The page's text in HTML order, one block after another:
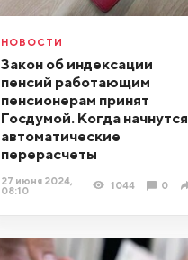
НОВОСТИ
Закон об индексации
пенсий работающим
пенсионерам принят
Госдумой. Когда начнутся
автоматические
перерасчеты
27 июня 2024,
08:10
1044 0